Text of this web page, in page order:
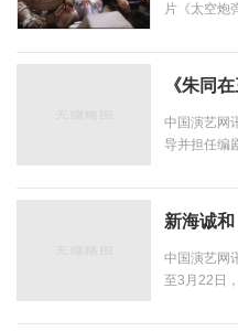
片《太空炮
《朱同
中国演艺网
导并担任编
新海诚
中国演艺网
至3月22日